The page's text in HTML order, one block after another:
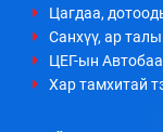
Цагдаа,
Санхүү, ар
ЦЕГ-ын
Хар тамхитай